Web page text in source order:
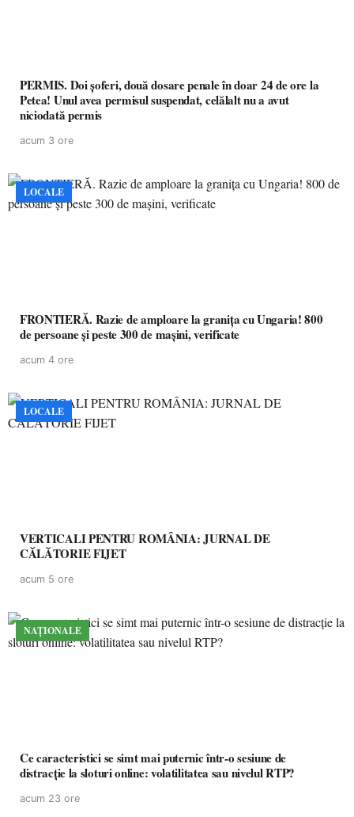
PERMIS. Doi șoferi, două dosare penale în doar 24 de ore la
Petea! Unul avea permisul suspendat, celălalt nu a avut
niciodată permis
acum 3 ore
LOCALE
FRONTIERĂ. Razie de amploare la granița cu Ungaria! 800
de persoane și peste 300 de mașini, verificate
acum 4 ore
LOCALE
VERTICALI PENTRU ROMÂNIA: JURNAL DE
CĂLĂTORIE FIJET
acum 5 ore
NAȚIONALE
Ce caracteristici se simt mai puternic într-o sesiune de
distracție la sloturi online: volatilitatea sau nivelul RTP?
acum 23 ore